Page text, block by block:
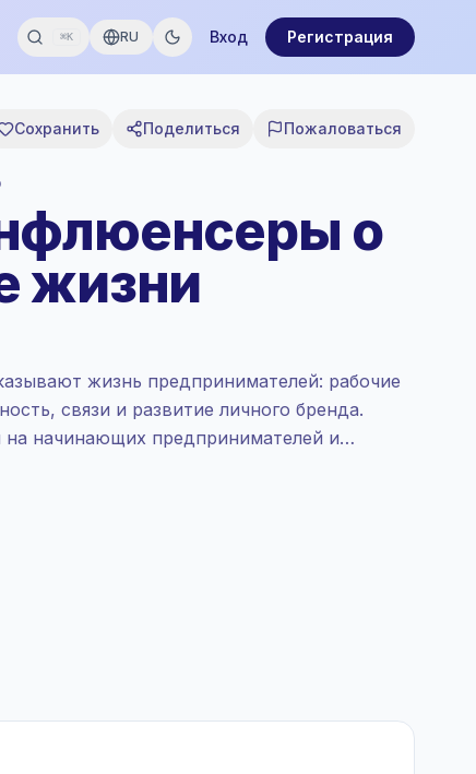
⌘K RU Вход Регистрация
Сохранить Поделиться Пожаловаться
о
жизни
жизнь предпринимателей: рабочие
связи и развитие личного бренда.
начинающих предпринимателей и
контент, готовы к кампаниям.